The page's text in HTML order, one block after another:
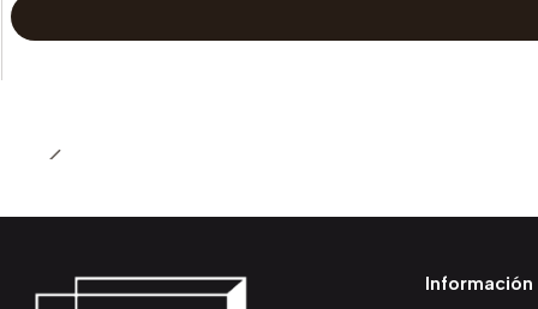
Información